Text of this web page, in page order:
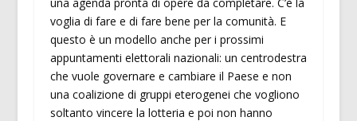
voglia di fare e di fare bene per la comunità. E
questo è un modello anche per i prossimi
appuntamenti elettorali nazionali: un centrodestra
che vuole governare e cambiare il Paese e non
una coalizione di gruppi eterogenei che vogliono
soltanto vincere la lotteria e poi non hanno